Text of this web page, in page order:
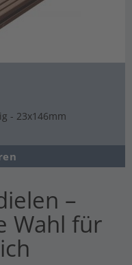
- 23x146mm
–
Wahl für